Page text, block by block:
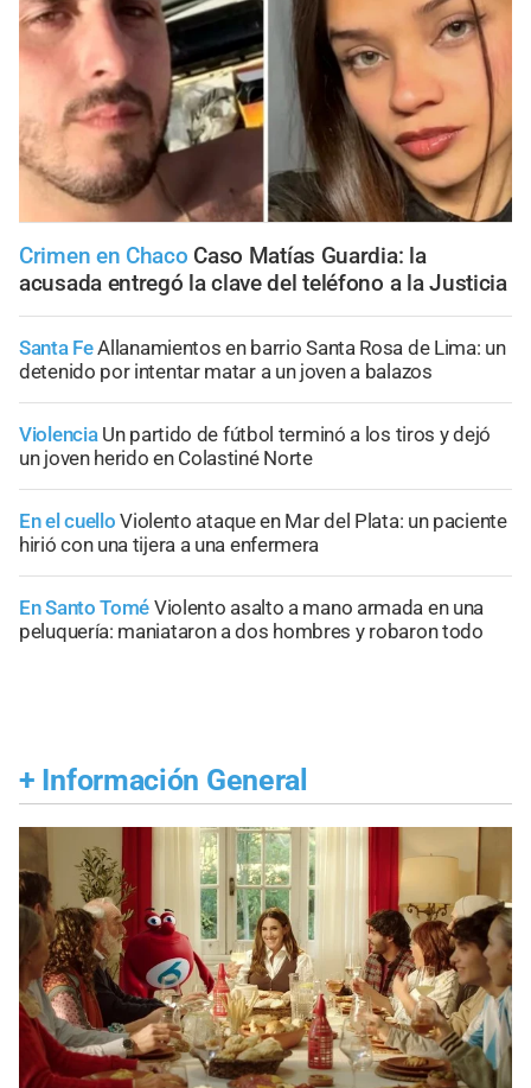
Crimen en Chaco Caso Matías Guardia: la
acusada entregó la clave del teléfono a la Justicia
Santa FeAllanamientos en barrio Santa Rosa de Lima: un
detenido por intentar matar a un joven a balazos
Violencia Un partido de fútbol terminó a los tiros y dejó
un joven herido en Colastiné Norte
En el cuello Violento ataque en Mar del Plata: un paciente
hirió con una tijera a una enfermera
En Santo Tomé Violento asalto a mano armada en una
peluquería: maniataron a dos hombres y robaron todo
+ Información General